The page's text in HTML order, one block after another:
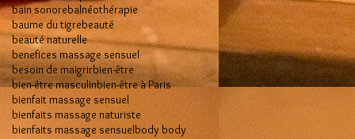
bain sonorebalnéothérapie
baume du tigrebeauté
beauté naturelle
benefices massage sensuel
besoin de maigrirbien-être
bien-être masculinbien-être à Paris
bienfait massage sensuel
bienfaits massage naturiste
bienfaits massage sensuelbody body